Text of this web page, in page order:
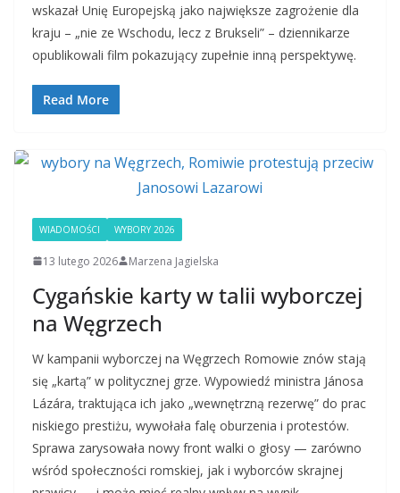
wskazał Unię Europejską jako największe zagrożenie dla
kraju – „nie ze Wschodu, lecz z Brukseli” – dziennikarze
opublikowali film pokazujący zupełnie inną perspektywę.
Read More
WIADOMOŚCI WYBORY 2026
13 lutego 2026 Marzena Jagielska
Cygańskie karty w talii wyborczej
na Węgrzech
W kampanii wyborczej na Węgrzech Romowie znów stają
się „kartą” w politycznej grze. Wypowiedź ministra Jánosa
Lázára, traktująca ich jako „wewnętrzną rezerwę” do prac
niskiego prestiżu, wywołała falę oburzenia i protestów.
Sprawa zarysowała nowy front walki o głosy — zarówno
wśród społeczności romskiej, jak i wyborców skrajnej